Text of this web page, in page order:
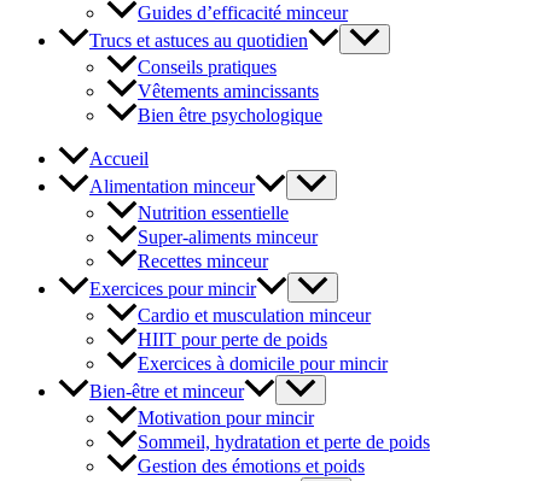
Guides d’efficacité minceur
Trucs et astuces au quotidien
Conseils pratiques
Vêtements amincissants
Bien être psychologique
Accueil
Alimentation minceur
Nutrition essentielle
Super-aliments minceur
Recettes minceur
Exercices pour mincir
Cardio et musculation minceur
HIIT pour perte de poids
Exercices à domicile pour mincir
Bien-être et minceur
Motivation pour mincir
Sommeil, hydratation et perte de poids
Gestion des émotions et poids